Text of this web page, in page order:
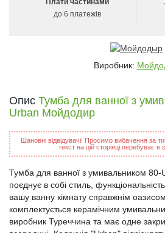
Плати частинами
до 6 платежів
Виробник:
Опис Тумба для ванної з
Urban Мойдодир
Шановні відвідувачі! Просимо вибачення за
текст на цій сторінці перебуває в
Тумба для ванної з умивальником
поєднує в собі стиль,
вашу ванну кімнату справжнім
комплектується керамічним
виробник Туреччина та має одне